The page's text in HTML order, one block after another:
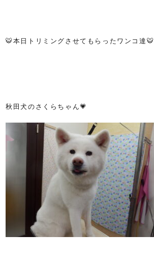
🐯本日トリミングさせてもらったワンコ達🐯
秋田犬のさくらちゃん💗